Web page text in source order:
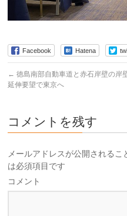
Facebook Hatena
← 徳島南部自動車道と赤石岸壁の岸
延伸要望で東京へ
コメントを残す
メールアドレスが公開されるこ
は必須項目です
コメント